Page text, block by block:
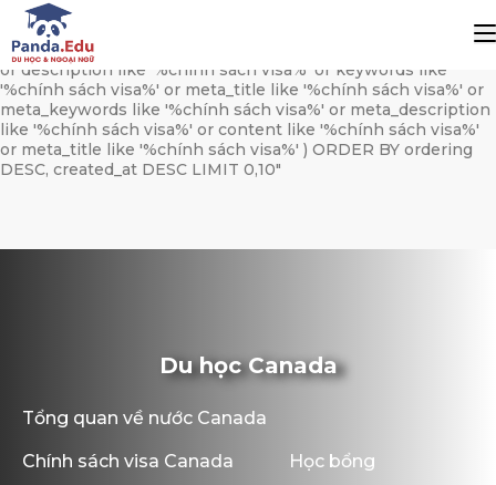
string(653) "SELECT * FROM kz_news WHERE (category_id
REGEXP '[[:<:]]64[[:>:]]') AND status=1 AND language='vi' AND (
title like '%chính sách visa%' or alias like '%chinh-sach-visa%'
or description like '%chính sách visa%' or keywords like
'%chính sách visa%' or meta_title like '%chính sách visa%' or
meta_keywords like '%chính sách visa%' or meta_description
like '%chính sách visa%' or content like '%chính sách visa%'
or meta_title like '%chính sách visa%' ) ORDER BY ordering
DESC, created_at DESC LIMIT 0,10"
Du học Canada
Tổng quan về nước Canada
Chính sách visa Canada Học bổng